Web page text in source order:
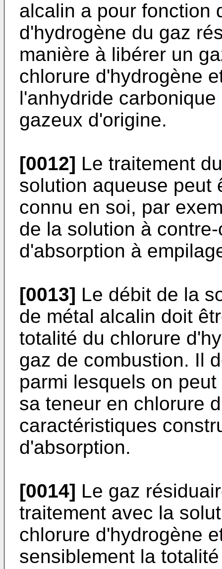
alcalin a pour fonction
d'hydrogène du gaz
manière à libérer un
chlorure d'hydrogène
l'anhydride
gazeux d'origine.
[0012] Le traitement
solution aqueuse peut
connu en soi, par
de la solution à
d'absorption à
[0013] Le débit de la
de métal alcalin doit
totalité du chlorure
gaz de combustion. Il
parmi lesquels on
sa teneur en chlorure
caractéristiques
d'absorption.
[0014] Le gaz
traitement avec la
chlorure d'hydrogène
sensiblement la